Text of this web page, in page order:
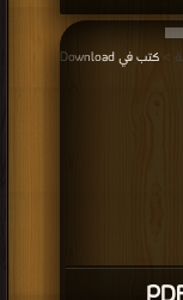
كتب في Download